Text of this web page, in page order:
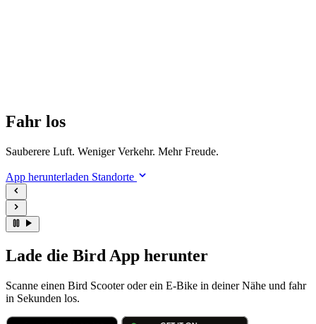
Fahr los
Sauberere Luft. Weniger Verkehr. Mehr Freude.
App herunterladen Standorte
Lade die Bird App herunter
Scanne einen Bird Scooter oder ein E-Bike in deiner Nähe und fahr
in Sekunden los.